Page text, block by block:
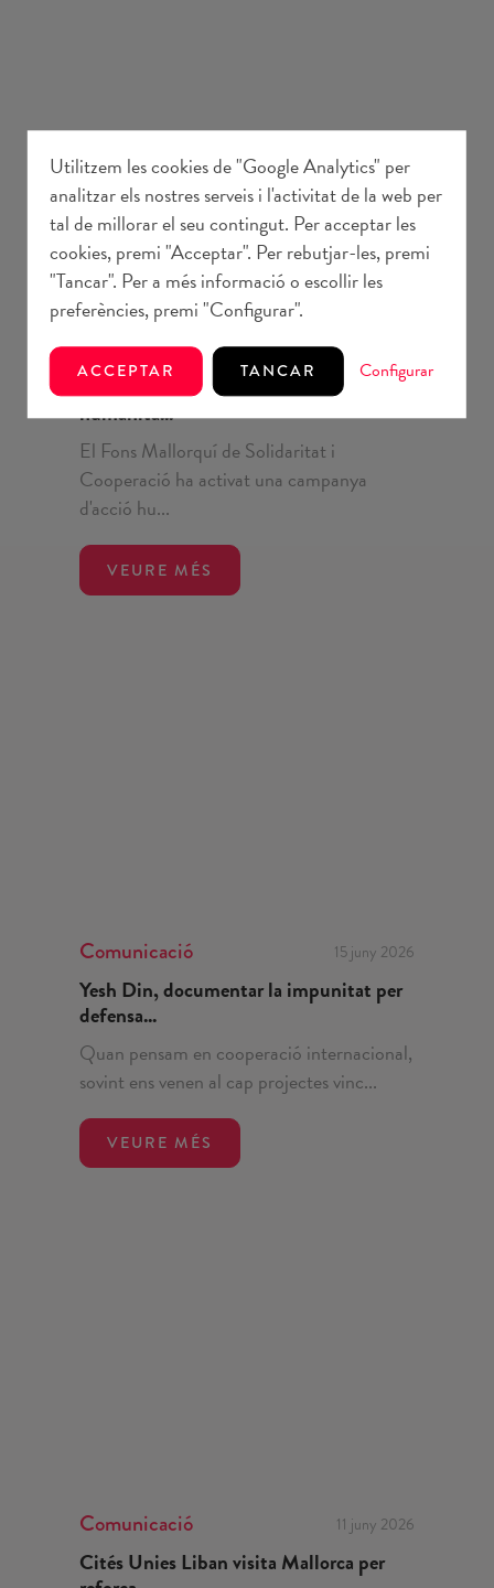
Comunicació 3 juliol 2026
El Fons impulsa una campanya d'acció
humanità...
El Fons Mallorquí de Solidaritat i
Cooperació ha activat una campanya
d'acció hu...
VEURE MÉS
Comunicació 15 juny 2026
Yesh Din, documentar la impunitat per
defensa...
Quan pensam en cooperació internacional,
sovint ens venen al cap projectes vinc...
VEURE MÉS
Comunicació 11 juny 2026
Cités Unies Liban visita Mallorca per
Utilitzem les cookies de "Google Analytics" per
analitzar els nostres serveis i l'activitat de la web per
tal de millorar el seu contingut. Per acceptar les
cookies, premi "Acceptar". Per rebutjar-les, premi
"Tancar". Per a més informació o escollir les
preferències, premi "Configurar".
ACCEPTAR TANCAR Configurar